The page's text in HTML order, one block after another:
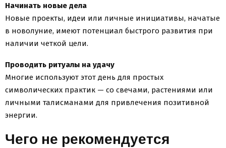
Начинать новые дела
Новые проекты, идеи или личные инициативы, начатые
в новолуние, имеют потенциал быстрого развития при
наличии четкой цели.
Проводить ритуалы на удачу
Многие используют этот день для простых
символических практик — со свечами, растениями или
личными талисманами для привлечения позитивной
энергии.
Чего не рекомендуется